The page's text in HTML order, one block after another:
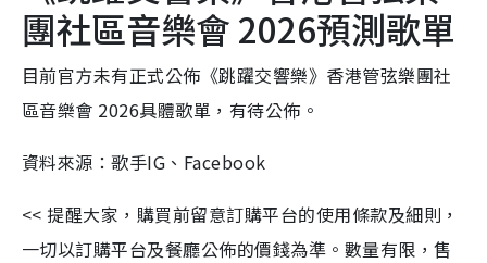
團社區音樂會 2026預測歌單
目前官方未有正式公佈《跳躍交響樂》香港管弦樂團社
區音樂會 2026具體歌單，有待公佈。
資料來源：歌手IG、Facebook
<< 提醒大家，購買前留意訂購平台的使用條款及細則，
一切以訂購平台及餐廳公佈的價錢為準。數量有限，售